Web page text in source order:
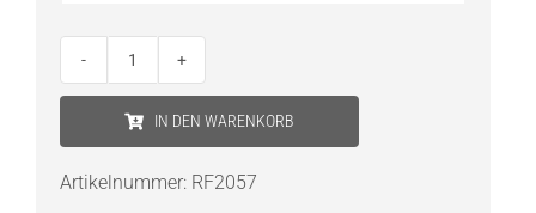
IN DEN WARENKORB
Artikelnummer: RF2057